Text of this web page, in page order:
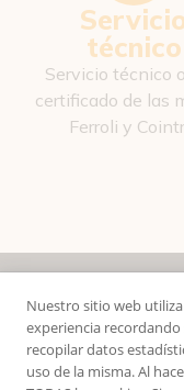
técnico
Servicio técnico
certificado de las
Ferroli y
Sobre Esven
Nuestro sitio web
experiencia
recopilar datos
uso de la misma. Al